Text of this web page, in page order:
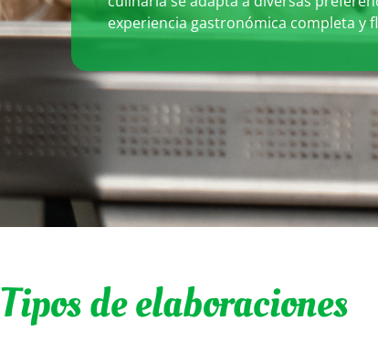
experiencia gastronómica completa y
Tipos de elaboraciones